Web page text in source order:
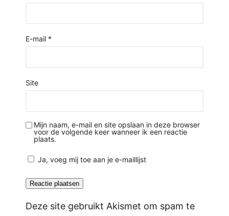
E-mail *
Site
Mijn naam, e-mail en site opslaan in deze browser
voor de volgende keer wanneer ik een reactie
plaats.
Ja, voeg mij toe aan je e-maillijst
Deze site gebruikt Akismet om spam te